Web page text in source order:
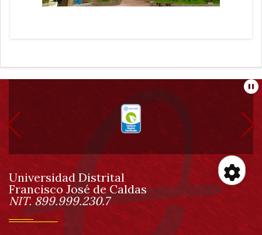
Información
pie
de
página
Información
Universidad Distrital
Francisco José de Caldas
NIT. 899.999.230.7